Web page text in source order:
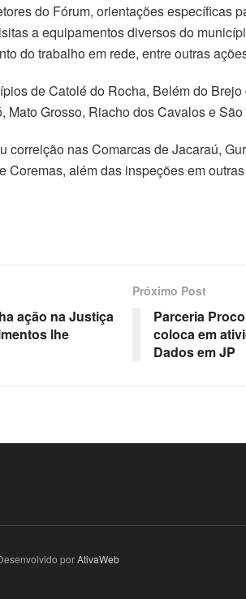
do Fórum, orientações específicas
a equipamentos diversos do
do trabalho em rede, entre outras
de Catolé do Rocha, Belém do
Mato Grosso, Riacho dos Cavalos e
correição nas Comarcas de Jacaraú,
Coremas, além das inspeções em
ação na Justiça
lhe
Próximo Post
Parceria
coloca em
Dados em JP
porAtivaWeb